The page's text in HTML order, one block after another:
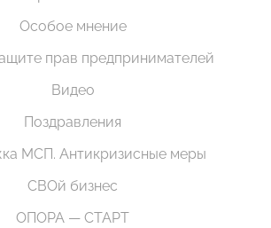
Особое мнение
прав предпринимателей
Видео
Поздравления
МСП. Антикризисные меры
СВОй бизнес
ОПОРА — СТАРТ